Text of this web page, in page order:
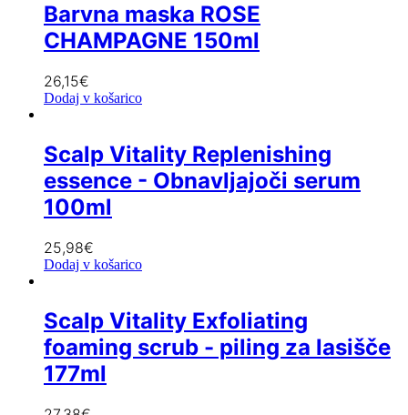
Barvna maska ROSE
CHAMPAGNE 150ml
26,15€
Dodaj v košarico
Scalp Vitality Replenishing
essence - Obnavljajoči serum
100ml
25,98€
Dodaj v košarico
Scalp Vitality Exfoliating
foaming scrub - piling za lasišče
177ml